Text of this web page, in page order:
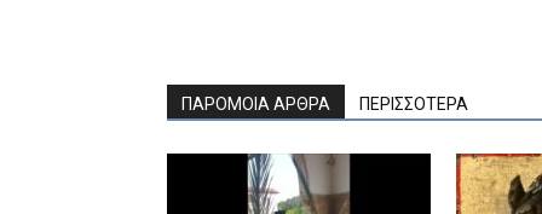
ΠΑΡΟΜΟΙΑ ΑΡΘΡΑ ΠΕΡΙΣΣΟΤΕΡΑ